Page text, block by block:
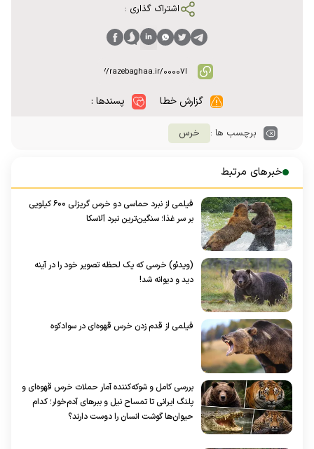
اشتراک گذاری :
گزارش خطا پسندها :
برچسب ها : خرس
خبرهای مرتبط
فیلمی از نبرد حماسی دو خرس گریزلی ۶۰۰ کیلویی
بر سر غذا؛ سنگین‌ترین نبرد آلاسکا
(ویدئو) خرسی که یک لحظه تصویر خود را در آینه
دید و دیوانه شد!
فیلمی از قدم زدن خرس قهوه‌ای در سوادکوه
بررسی کامل و شوکه‌کننده آمار حملات خرس قهوه‌ای و
پلنگ ایرانی تا تمساح نیل و ببر‌های آدم‌خوار؛ کدام
حیوان‌ها گوشت انسان را دوست دارند؟